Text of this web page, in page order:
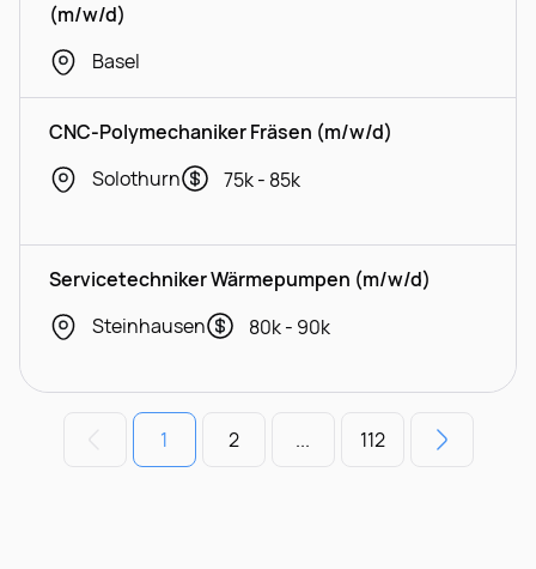
(m/w/d)
Basel
CNC-Polymechaniker Fräsen (m/w/d)
Solothurn
75k - 85k
Servicetechniker Wärmepumpen (m/w/d)
Steinhausen
80k - 90k
1 2 ... 112